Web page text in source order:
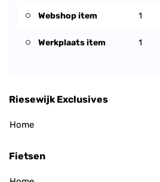
Webshop item 1
Werkplaats item 1
Riesewijk Exclusives
Home
Fietsen